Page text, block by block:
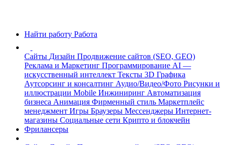
Найти работу Работа
Сайты Дизайн Продвижение сайтов (SEO, GEO)
Реклама и Маркетинг Программирование AI —
искусственный интеллект Тексты 3D Графика
Аутсорсинг и консалтинг Аудио/Видео/Фото Рисунки и
иллюстрации Mobile Инжиниринг Автоматизация
бизнеса Анимация Фирменный стиль Маркетплейс
менеджмент Игры Браузеры Мессенджеры Интернет-
магазины Социальные сети Крипто и блокчейн
Фрилансеры